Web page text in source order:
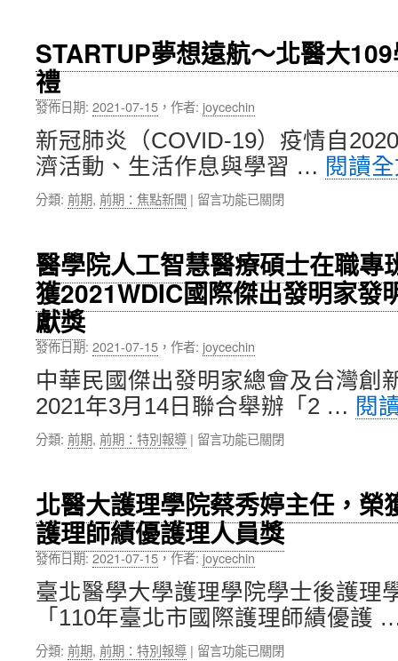
學
排
行
醫
科
與
私
大
1
名〉
中
大
數
據
引
領
臺
灣
加
入
際
健
康
數
聯
盟〉
中
STARTUP夢想遠航～北醫大
禮
發佈日期: 2021-07-15 ， 作者: joycechin
新冠肺炎（COVID-19）疫情自
濟活動、生活作息與學習 … 閱讀
分類: 前期, 前期：焦點新聞 | 在
想
遠
航
～
醫
大
109
學
年
度
線
業
典
禮〉
中
留言功能已關閉
醫學院人工智慧醫療碩士在職專
獲2021WDIC國際傑出發明家發
獻獎
發佈日期: 2021-07-15 ， 作者: joycechin
中華民國傑出發明家總會及台灣創
2021年3月14日聯合舉辦「2 … 閱
分類: 前期, 前期：特別報導 | 在
院
人
工
智
慧
醫
療
碩
士
在
留言功能已關閉
北醫大護理學院蔡秀婷主任，榮
護理師績優護理人員獎
發佈日期:2021-07-15，作者: joycechin
臺北醫學大學護理學院學士後護理
「110年臺北市國際護理師績優護
分類: 前期, 前期：特別報導 | 在
留言功能已關閉